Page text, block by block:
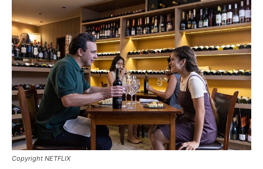
Copyright NETFLIX